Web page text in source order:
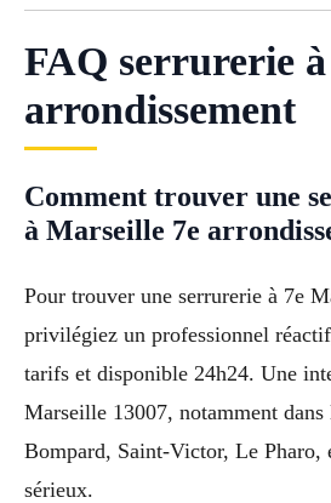
FAQ serrurerie à
arrondissement
Comment trouver une
à Marseille 7e
Pour trouver une serrurerie à 7e
privilégiez un professionnel
tarifs et disponible 24h24. Une
Marseille 13007, notamment
Bompard, Saint-Victor, Le Pharo,
sérieux.